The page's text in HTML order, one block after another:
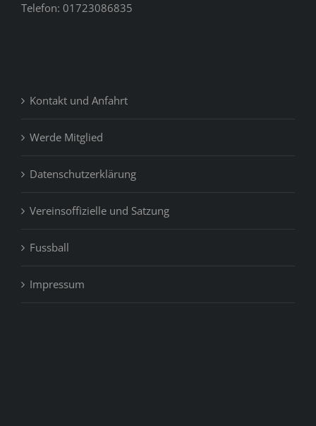
Telefon: 01723086835
Kontakt und Anfahrt
Werde Mitglied
Datenschutzerklärung
Vereinsoffizielle und Satzung
Fussball
Impressum